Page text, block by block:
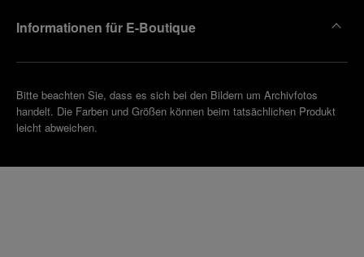
Informationen für E-Boutique
Bitte beachten Sie, dass es sich bei den Bildern um Archivfotos
handelt. Die Farben und Größen können beim tatsächlichen Produkt
leicht abweichen.